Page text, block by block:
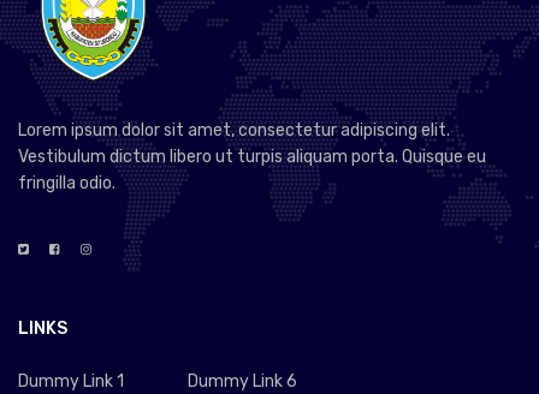
Lorem ipsum dolor sit amet, consectetur adipiscing elit.
Vestibulum dictum libero ut turpis aliquam porta. Quisque eu
fringilla odio.
LINKS
Dummy Link 1 Dummy Link 6